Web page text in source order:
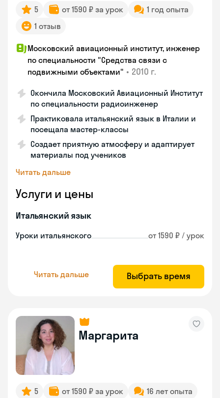
5 от 1590 ₽ за урок
1 год опыта
1 отзыв
Московский авиационный институт, инженер
по специальности "Средства связи с
подвижными объектами" • 2010 г.
Окончила Московский Авиационный Институт
по специальности радиоинженер
Практиковала итальянский язык в Италии и
посещала мастер-классы
Создает приятную атмосферу и адаптирует
материалы под учеников
Читать дальше
Услуги и цены
Итальянский язык
Уроки итальянского от 1590 ₽ / урок
Читать дальше Выбрать время
Маргарита
5 от 1590 ₽ за урок 16 лет опыта